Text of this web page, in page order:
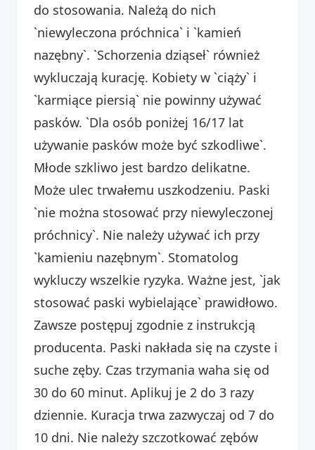
do stosowania. Należą do nich
`niewyleczona próchnica` i `kamień
nazębny`. `Schorzenia dziąseł` również
wykluczają kurację. Kobiety w `ciąży` i
`karmiące piersią` nie powinny używać
pasków. `Dla osób poniżej 16/17 lat
używanie pasków może być szkodliwe`.
Młode szkliwo jest bardzo delikatne.
Może ulec trwałemu uszkodzeniu. Paski
`nie można stosować przy niewyleczonej
próchnicy`. Nie należy używać ich przy
`kamieniu nazębnym`. Stomatolog
wykluczy wszelkie ryzyka. Ważne jest, `jak
stosować paski wybielające` prawidłowo.
Zawsze postępuj zgodnie z instrukcją
producenta. Paski nakłada się na czyste i
suche zęby. Czas trzymania waha się od
30 do 60 minut. Aplikuj je 2 do 3 razy
dziennie. Kuracja trwa zazwyczaj od 7 do
10 dni. Nie należy szczotkować zębów